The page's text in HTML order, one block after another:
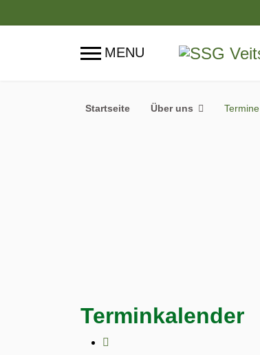
Startseite Über uns Termine
Terminkalender